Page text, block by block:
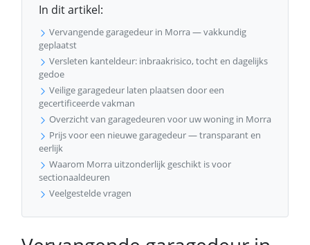
In dit artikel:
Vervangende garagedeur in Morra — vakkundig
geplaatst
Versleten kanteldeur: inbraakrisico, tocht en dagelijks
gedoe
Veilige garagedeur laten plaatsen door een
gecertificeerde vakman
Overzicht van garagedeuren voor uw woning in Morra
Prijs voor een nieuwe garagedeur — transparant en
eerlijk
Waarom Morra uitzonderlijk geschikt is voor
sectionaaldeuren
Veelgestelde vragen